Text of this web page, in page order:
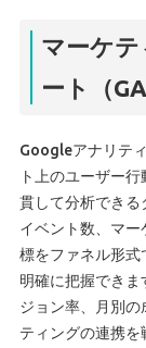
マーケテ
ート（
Googleアナリテ
ト上のユーザー
貫して分析できる
イベント数、マ
標をファネル形式
明確に把握でき
ジョン率、月別
ティングの連携を